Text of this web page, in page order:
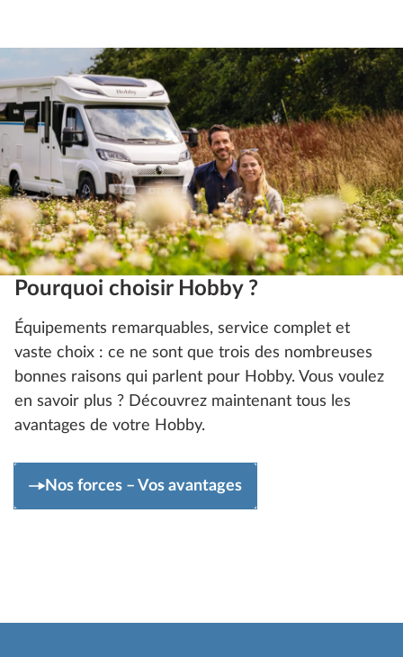
Pourquoi choisir Hobby ?
Équipements remarquables, service complet et
vaste choix : ce ne sont que trois des nombreuses
bonnes raisons qui parlent pour Hobby. Vous voulez
en savoir plus ? Découvrez maintenant tous les
avantages de votre Hobby.
Nos forces – Vos avantages